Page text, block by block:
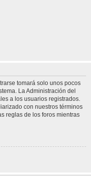
tomará solo unos pocos
La Administración del
a los usuarios registrados.
con nuestros términos
reglas de los foros mientras